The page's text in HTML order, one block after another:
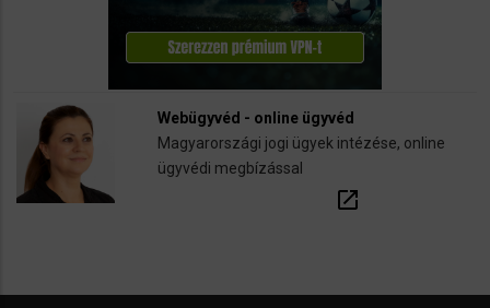
Webügyvéd - online ügyvéd
Magyarországi jogi ügyek intézése, online
ügyvédi megbízással
open_in_new